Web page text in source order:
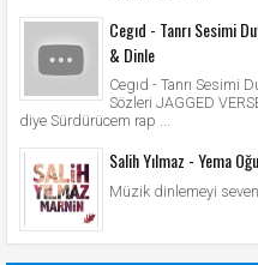
Cegıd - Tanrı Sesimi
& Dinle
Cegıd - Tanrı Sesimi
Sözleri JAGGED
diye Sürdürücem rap ...
Salih Yılmaz - Yema
Müzik dinlemeyi